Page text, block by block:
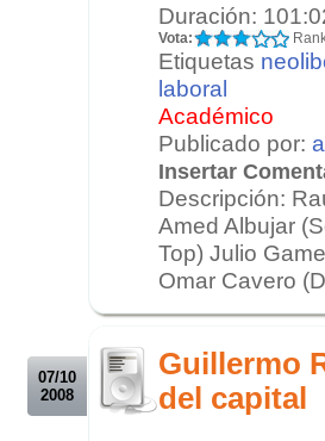
Duración:
Vota:
Etiquetas
laboral
Académico
Publicado por:
Insertar
Descripción:
Amed Albujar
Top) Julio
Omar Cavero
07/10
2008
Guillermo
del capital